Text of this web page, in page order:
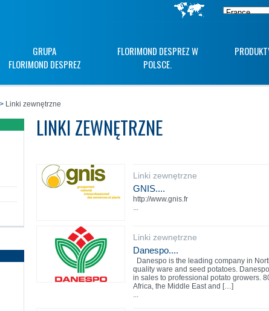
GRUPA
FLORIMOND DESPREZ
FLORIMOND DESPREZ W
POLSCE.
> Linki zewnętrzne
LINKI ZEWNĘTRZNE
Linki zewnętrzne
GNIS....
http://www.gnis.fr
...
Linki zewnętrzne
Danespo....
Danespo is the leading company in
quality ware and seed potatoes.
in sales to professional potato growers.
Africa, the Middle East and […]
...